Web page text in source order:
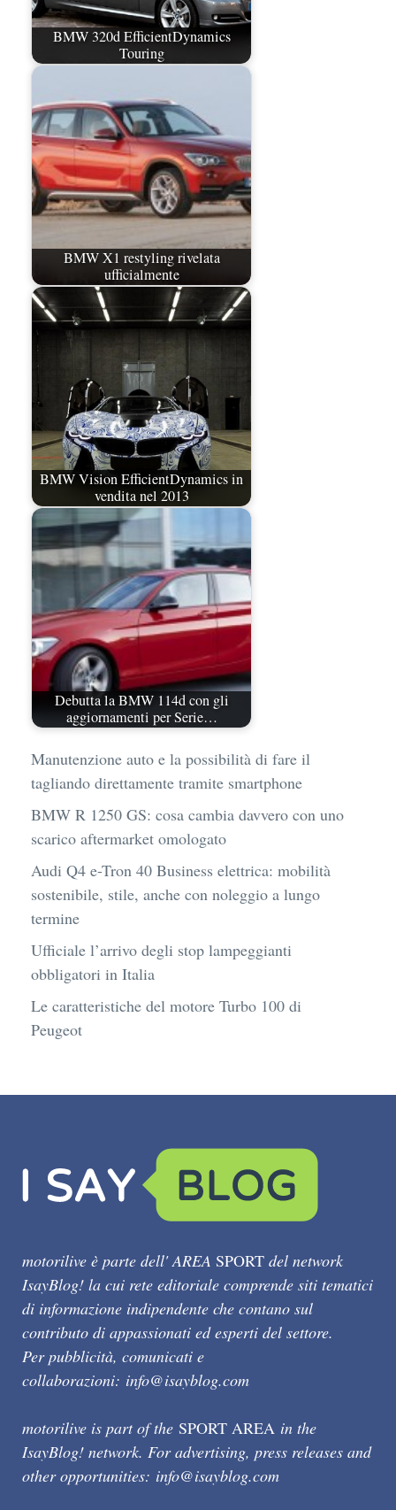
BMW 320d EfficientDynamics
Touring
BMW X1 restyling rivelata
ufficialmente
BMW Vision EfficientDynamics in
vendita nel 2013
Debutta la BMW 114d con gli
aggiornamenti per Serie…
Manutenzione auto e la possibilità di fare il
tagliando direttamente tramite smartphone
BMW R 1250 GS: cosa cambia davvero con uno
scarico aftermarket omologato
Audi Q4 e-Tron 40 Business elettrica: mobilità
sostenibile, stile, anche con noleggio a lungo
termine
Ufficiale l’arrivo degli stop lampeggianti
obbligatori in Italia
Le caratteristiche del motore Turbo 100 di
Peugeot
motorilive è parte dell' AREA SPORT del network
IsayBlog! la cui rete editoriale comprende siti tematici
di informazione indipendente che contano sul
contributo di appassionati ed esperti del settore.
Per pubblicità, comunicati e
collaborazioni: info@isayblog.com
motorilive is part of the SPORT AREA in the
IsayBlog! network. For advertising, press releases and
other opportunities: info@isayblog.com